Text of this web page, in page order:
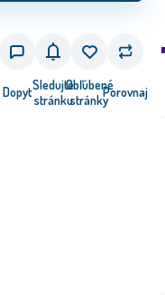
DopytSledujte
stránku
Obľúbené
stránkyPorovnaj